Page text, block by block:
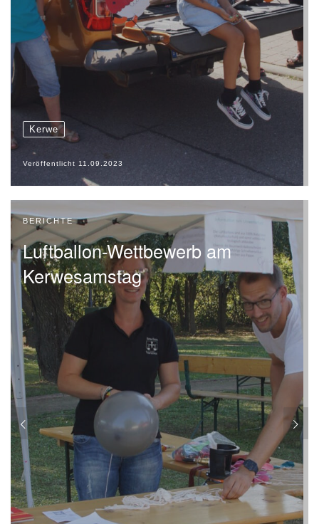
Kerwe
Veröffentlicht 11.09.2023
BERICHTE
Luftballon-Wettbewerb am
Kerwesamstag